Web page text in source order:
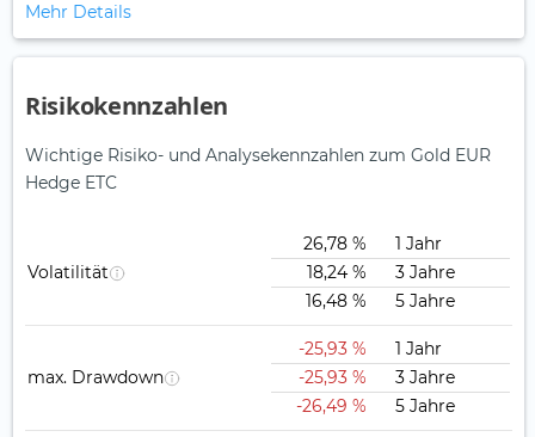
Mehr Details
Risikokennzahlen
Wichtige Risiko- und Analysekennzahlen zum Gold EUR
Hedge ETC
Volatilität
26,78 %
1 Jahr
18,24 %
3 Jahre
16,48 %
5 Jahre
max. Drawdown
-25,93 %
1 Jahr
-25,93 %
3 Jahre
-26,49 %
5 Jahre